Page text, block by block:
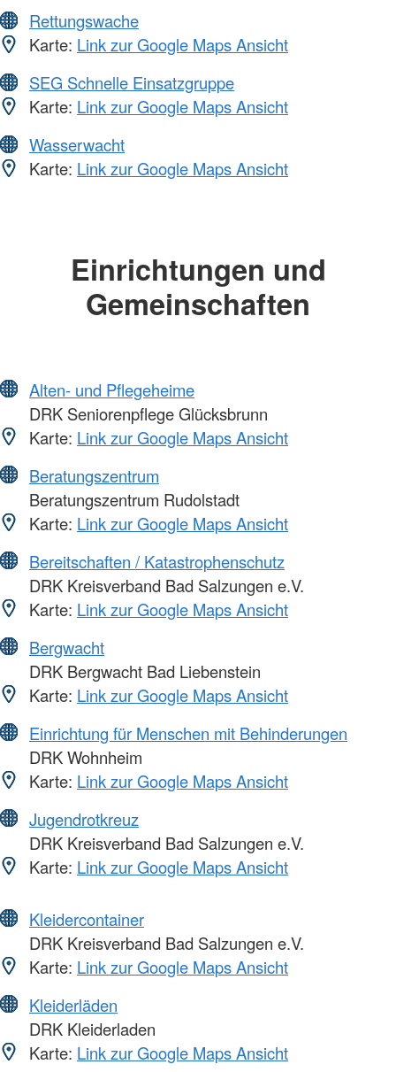
Rettungswache
Karte: Link zur Google Maps Ansicht
SEG Schnelle Einsatzgruppe
Karte: Link zur Google Maps Ansicht
Wasserwacht
Karte: Link zur Google Maps Ansicht
Einrichtungen und
Gemeinschaften
Alten- und Pflegeheime
DRK Seniorenpflege Glücksbrunn
Karte: Link zur Google Maps Ansicht
Beratungszentrum
Beratungszentrum Rudolstadt
Karte: Link zur Google Maps Ansicht
Bereitschaften / Katastrophenschutz
DRK Kreisverband Bad Salzungen e.V.
Karte: Link zur Google Maps Ansicht
Bergwacht
DRK Bergwacht Bad Liebenstein
Karte: Link zur Google Maps Ansicht
Einrichtung für Menschen mit Behinderungen
DRK Wohnheim
Karte: Link zur Google Maps Ansicht
Jugendrotkreuz
DRK Kreisverband Bad Salzungen e.V.
Karte: Link zur Google Maps Ansicht
Kleidercontainer
DRK Kreisverband Bad Salzungen e.V.
Karte: Link zur Google Maps Ansicht
Kleiderläden
DRK Kleiderladen
Karte: Link zur Google Maps Ansicht